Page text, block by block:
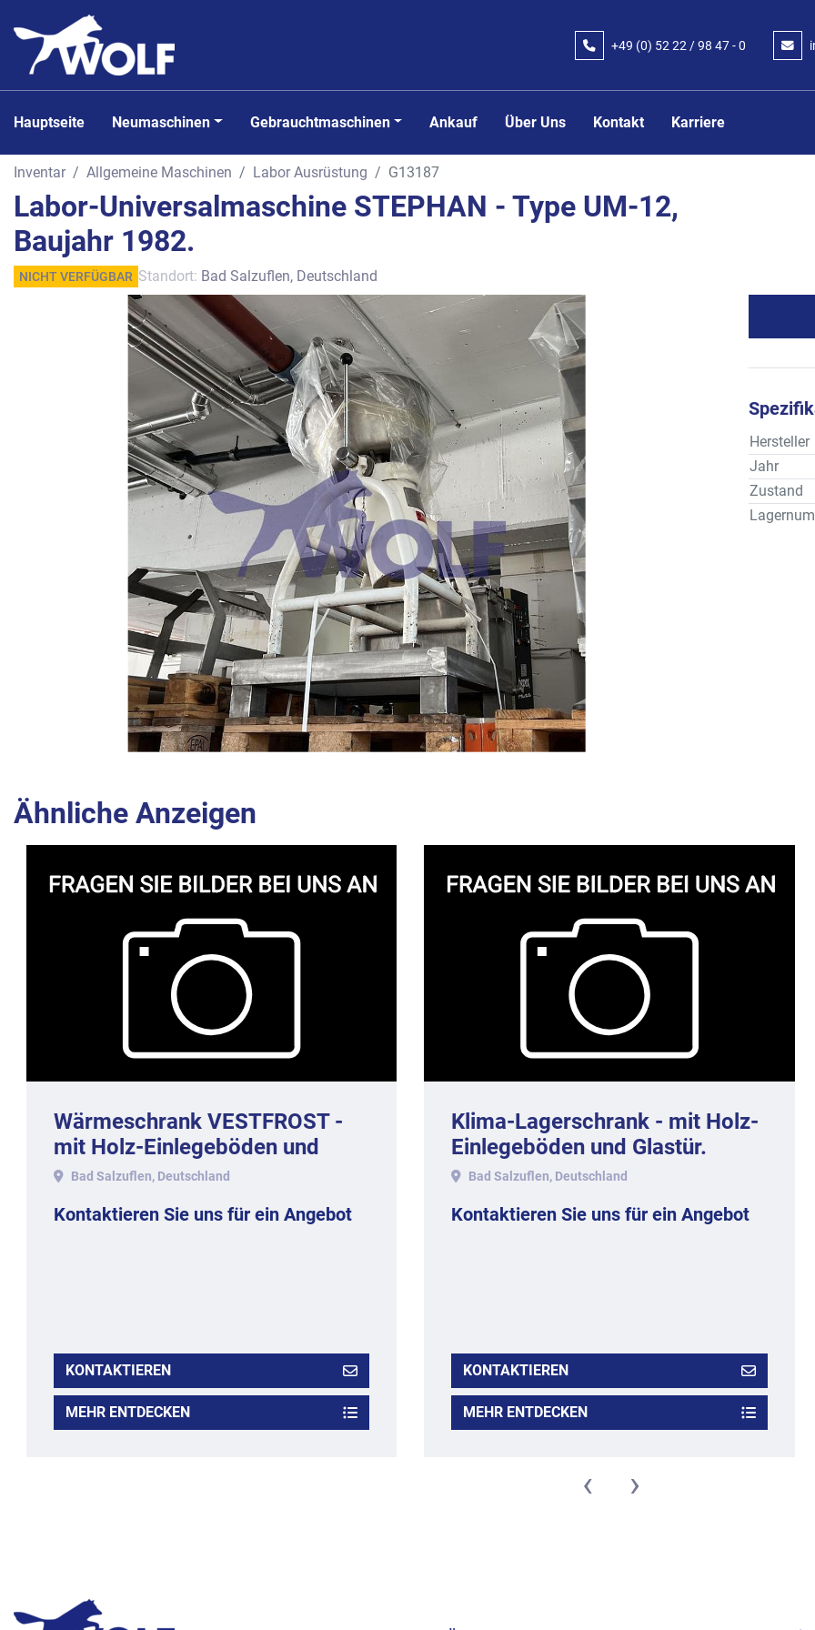
+49 (0) 52 22 / 98 47 - 0
Hauptseite Neumaschinen Gebrauchtmaschinen Ankauf Über Uns Kontakt Karriere
Inventar Allgemeine Maschinen Labor Ausrüstung G13187
Labor-Universalmaschine STEPHAN - Type UM-12,
Baujahr 1982.
NICHT VERFÜGBAR Standort: Bad Salzuflen, Deutschland
Hersteller
Jahr
Zustand
Ähnliche Anzeigen
Wärmeschrank VESTFROST -
mit Holz-Einlegeböden und
Glastür
Bad Salzuflen, Deutschland
Kontaktieren Sie uns für ein Angebot
KONTAKTIEREN
MEHR ENTDECKEN
Klima-Lagerschrank - mit Holz-
Einlegeböden und Glastür.
Bad Salzuflen, Deutschland
Kontaktieren Sie uns für ein Angebot
KONTAKTIEREN
MEHR ENTDECKEN
‹ ›